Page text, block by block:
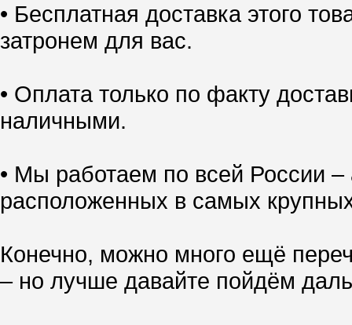
• Бесплатная доставка этого
затронем для вас.
• Оплата только по факту
наличными.
• Мы работаем по всей России
расположенных в самых
Конечно, можно много ещё
– но лучше давайте пойдём